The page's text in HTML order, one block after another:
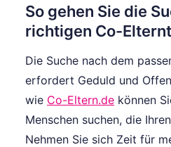
So gehen Sie die
richtigen Co-
Die Suche nach dem
erfordert Geduld und
wie Co-Eltern.de können
Menschen suchen, die
Nehmen Sie sich Zeit für